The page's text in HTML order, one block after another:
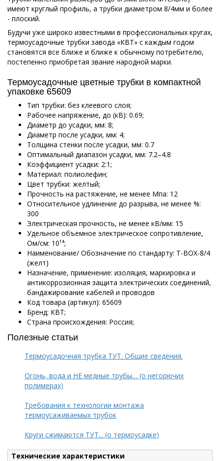
имеют круглый профиль, а трубки диаметром 8/4мм и более
- плоский.
Будучи уже широко известными в профессиональных кругах,
термоусадочные трубки завода «КВТ» с каждым годом
становятся все ближе и ближе к обычному потребителю,
постепенно приобретая звание народной марки.
Термоусадочные цветные трубки в компактной
упаковке 65609
Тип трубки: без клеевого слоя;
Рабочее напряжение, до (кВ): 0.69;
Диаметр до усадки, мм: 8;
Диаметр после усадки, мм: 4;
Толщина стенки после усадки, мм: 0.7
Оптимальный диапазон усадки, мм: 7.2–4.8
Коэффициент усадки: 2:1;
Материал: полиолефин;
Цвет трубки: желтый;
Прочность на растяжение, не менее Мпа: 12
Относительное удлинение до разрыва, не менее %:
300
Электрическая прочность, не менее кВ/мм: 15
Удельное объемное электрическое сопротивление,
Ом/см: 10¹⁴;
Наименование/ Обозначение по стандарту: Т-BOX-8/4
(желт)
Назначение, применение: изоляция, маркировка и
антикоррозионная защита электрических соединений,
бандажирование кабелей и проводов
Код товара (артикул): 65609
Бренд: КВТ;
Страна происхождения: Россия;
Полезные статьи
Термоусадочная трубка ТУТ. Общие сведения.
Огонь, вода и НЕ медные трубы… (о негорючих
полимерах)
Требования к технологии монтажа
термоусаживаемых трубок
Круги сжимаются ТУТ... (о термоусадке)
Технические характеристики